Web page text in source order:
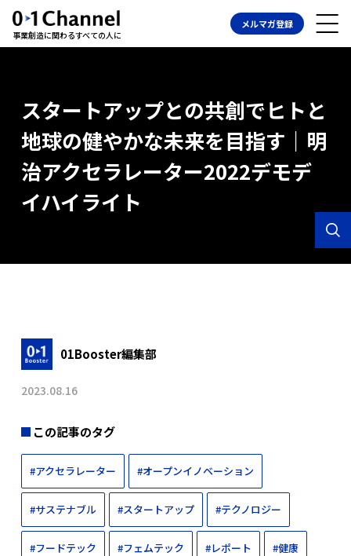
事業創造に関わるすべての人に
メルマガ登録
スタートアップとの共創でヒトと
地球の健やかな未来を目指す｜明
治アクセラレーター2022デモデ
イハイライト
01Booster編集部
2023.08.16
この記事のタグ
#アクセラレーター #オープンイノベーション
#サステナブル #スタートアップ #テクノロジー
#フードテック #フェムテック #レポート #健康